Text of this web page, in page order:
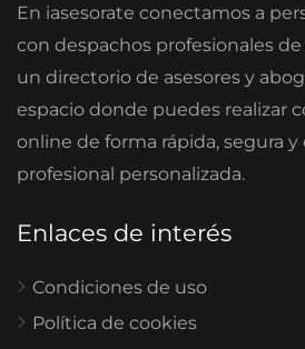
En iasesorate conectamos a
con despachos profesionales
un directorio de asesores y
espacio donde puedes realizar
online de forma rápida, segura
profesional personalizada.
Enlaces de interés
Condiciones de uso
Política de cookies